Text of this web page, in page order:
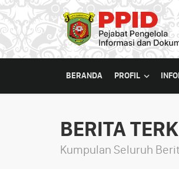
BERANDA PROFIL
BERITA
Kumpulan Seluruh